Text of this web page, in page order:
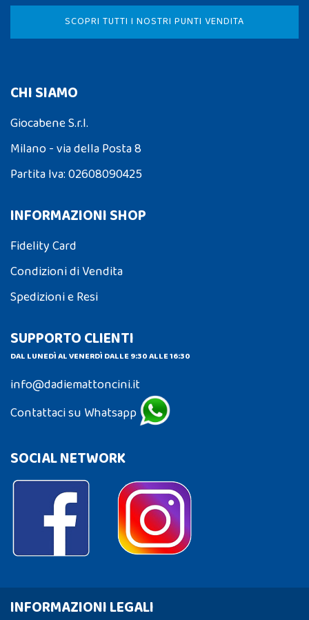
SCOPRI TUTTI I NOSTRI PUNTI VENDITA
CHI SIAMO
Giocabene S.r.l.
Milano - via della Posta 8
Partita Iva: 02608090425
INFORMAZIONI SHOP
Fidelity Card
Condizioni di Vendita
Spedizioni e Resi
SUPPORTO CLIENTI
DAL LUNEDÌ AL VENERDÌ DALLE 9:30 ALLE 16:30
info@dadiemattoncini.it
Contattaci su Whatsapp
SOCIAL NETWORK
INFORMAZIONI LEGALI